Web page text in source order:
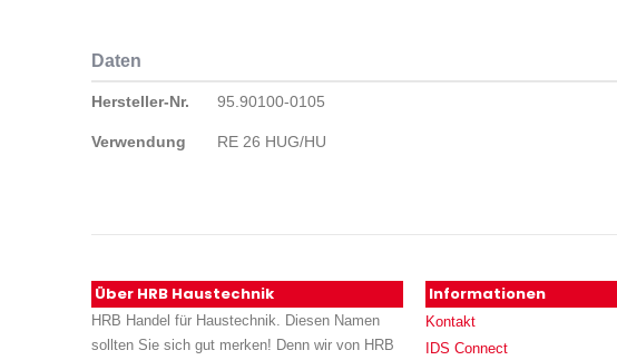
Daten
Daten
Hersteller-Nr. 95.90100-0105
Verwendung RE 26 HUG/HU
Über HRB Haustechnik
HRB Handel für Haustechnik. Diesen Namen
sollten Sie sich gut merken! Denn wir von HRB
Informationen
Kontakt
IDS Connect